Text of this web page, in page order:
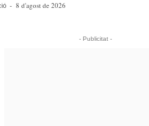
- 8 d'agost de 2026
- Publicitat -